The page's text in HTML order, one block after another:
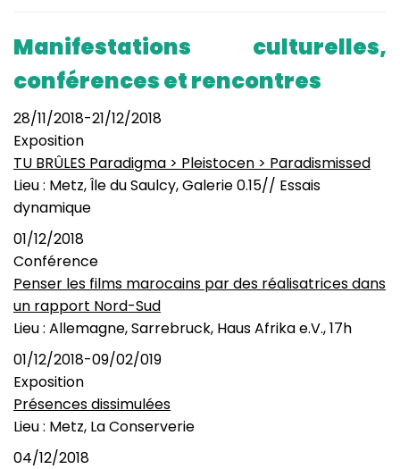
Manifestations culturelles,
conférences et rencontres
28/11/2018-21/12/2018
Exposition
TU BRÛLES Paradigma > Pleistocen > Paradismissed
Lieu : Metz, Île du Saulcy, Galerie 0.15// Essais
dynamique
01/12/2018
Conférence
Penser les films marocains par des réalisatrices dans
un rapport Nord-Sud
Lieu : Allemagne, Sarrebruck, Haus Afrika e.V., 17h
01/12/2018-09/02/019
Exposition
Présences dissimulées
Lieu : Metz, La Conserverie
04/12/2018